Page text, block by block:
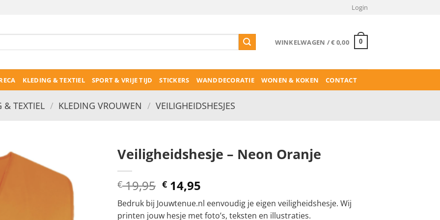
Login
WINKELWAGEN /€ 0,00 0
KLEDING & TEXTIEL SPORT & VRIJE TIJD STICKERS WANDDECORATIE WONEN & KOKEN CONTACT
& TEXTIEL / KLEDING VROUWEN / VEILIGHEIDSHESJES
Veiligheidshesje – Neon Oranje
€19,95 Oorspronkelijke
prijs
was:
€ 14,95
prijs
is:
Bedruk bij Jouwtenue.nl eenvoudig je eigen veiligheidshesje. Wij
printen jouw hesje met foto’s, teksten en illustraties.